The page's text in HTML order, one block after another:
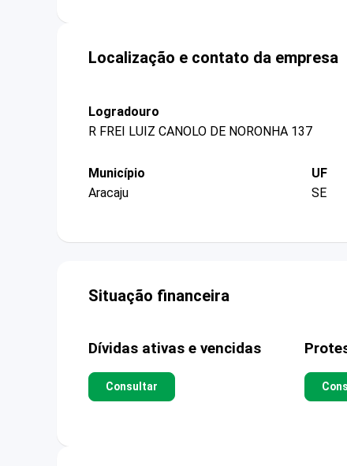
Localização e contato da empresa
Logradouro
R FREI LUIZ CANOLO DE NORONHA 137
Município
Aracaju
UF
SE
Situação financeira
Dívidas ativas e vencidas
Consultar